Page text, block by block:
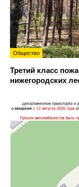
Общество
Третий класс
нижегородских